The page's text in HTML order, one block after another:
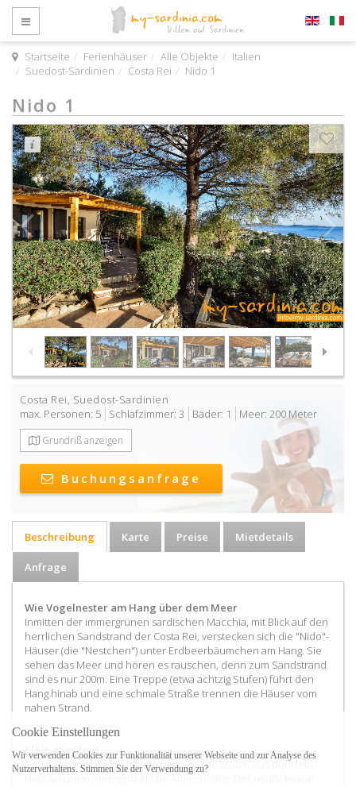
Startseite Ferienhäuser Alle Objekte
Italien
Suedost-Sardinien
Costa Rei Nido 1
Nido 1
Costa Rei, Suedost-Sardinien
max. Personen: 5
Schlafzimmer: 3 Bäder: 1 Meer: 200 Meter
Grundriß anzeigen
Buchungsanfrage
Beschreibung Karte Preise Mietdetails
Anfrage
Wie Vogelnester am Hang über dem Meer
Inmitten der immergrünen sardischen Macchia, mit Blick auf den
herrlichen Sandstrand der Costa Rei, verstecken sich die "Nido"-
Häuser (die "Nestchen") unter Erdbeerbäumchen am Hang. Sie
sehen das Meer und hören es rauschen, denn zum Sandstrand
sind es nur 200m. Eine Treppe (etwa achtzig Stufen) führt den
Hang hinab und eine schmale Straße trennen die Häuser vom
nahen Strand.
Klein aber fein
Typische Holzbalkendecken und schöne Möbel aus dunklem
Holz schaffen eine gemütliche Atmosphäre. Der relativ knapp
Cookie Einstellungen
Wir verwenden Cookies zur Funktionalität unserer Webseite und zur Analyse des
Nutzerverhaltens. Stimmen Sie der Verwendung zu?